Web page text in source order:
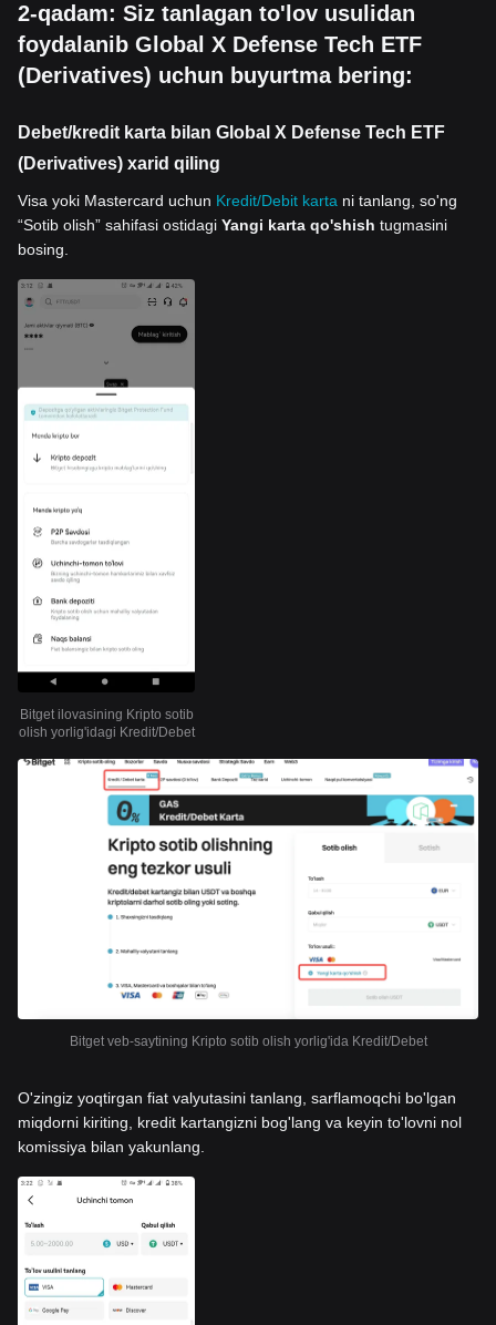
2-qadam: Siz tanlagan to'lov usulidan
foydalanib Global X Defense Tech ETF
(Derivatives) uchun buyurtma bering:
Debet/kredit karta bilan Global X Defense Tech ETF
(Derivatives) xarid qiling
Visa yoki Mastercard uchun Kredit/Debit karta ni tanlang, so'ng
“Sotib olish” sahifasi ostidagi Yangi karta qo'shish tugmasini
bosing.
Bitget ilovasining Kripto sotib
olish yorlig'idagi Kredit/Debet
Bitget veb-saytining Kripto sotib olish yorlig'ida Kredit/Debet
O'zingiz yoqtirgan fiat valyutasini tanlang, sarflamoqchi bo'lgan
miqdorni kiriting, kredit kartangizni bog'lang va keyin to'lovni nol
komissiya bilan yakunlang.